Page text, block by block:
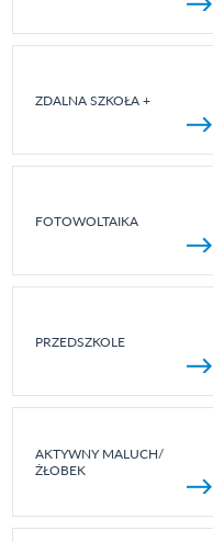
ZDALNA SZKOŁA +
FOTOWOLTAIKA
PRZEDSZKOLE
AKTYWNY MALUCH/
ŻŁOBEK